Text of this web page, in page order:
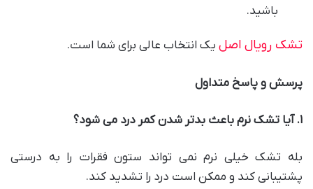
باشید.
تشک رویال اصل یک انتخاب عالی برای شما است.
پرسش و پاسخ متداول
۱.آیا تشک نرم باعث بدتر شدن کمر درد می شود؟
بله تشک خیلی نرم نمی تواند ستون فقرات را به درستی
پشتیبانی کند و ممکن است درد را تشدید کند.